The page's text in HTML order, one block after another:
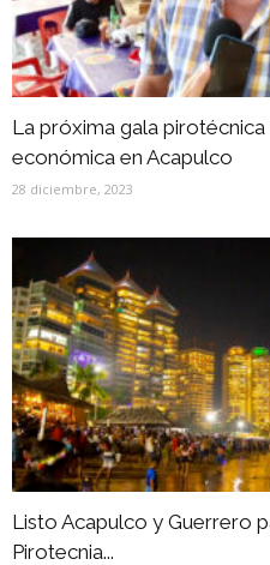
La próxima gala
económica en Acapulco
28 diciembre, 2023
Listo Acapulco y Guerrero
Pirotecnia...